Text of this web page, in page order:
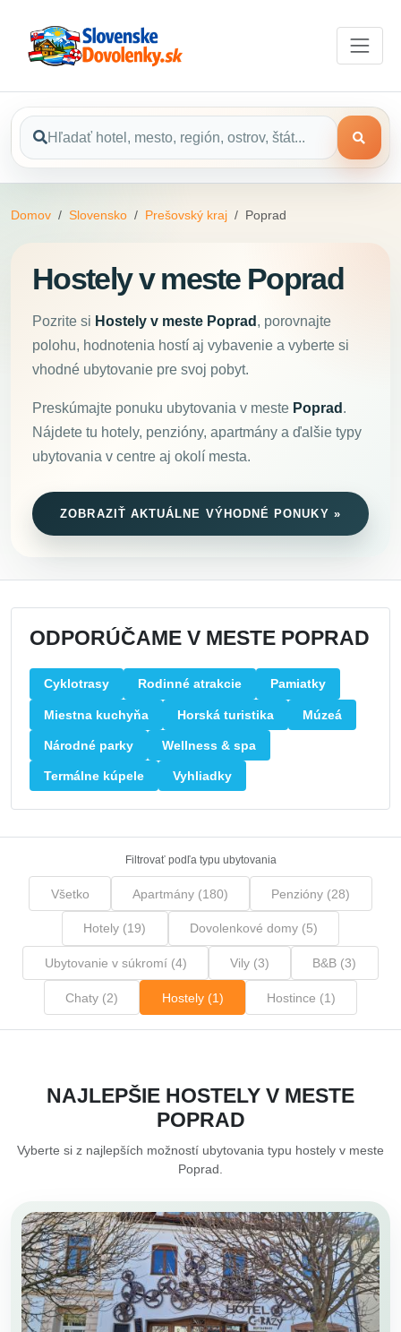
Domov Slovensko Prešovský kraj Poprad
Hostely v meste Poprad
Pozrite si Hostely v meste Poprad , porovnajte
polohu, hodnotenia hostí aj vybavenie a vyberte si
vhodné ubytovanie pre svoj pobyt.
Preskúmajte ponuku ubytovania v meste Poprad .
Nájdete tu hotely, penzióny, apartmány a ďalšie typy
ubytovania v centre aj okolí mesta.
ZOBRAZIŤ AKTUÁLNE VÝHODNÉ PONUKY »
ODPORÚČAME V MESTE POPRAD
Cyklotrasy Rodinné atrakcie Pamiatky
Miestna kuchyňa Horská turistika Múzeá
Národné parky Wellness & spa
Termálne kúpele Vyhliadky
Filtrovať podľa typu ubytovania
Všetko Apartmány (180) Penzióny (28)
Hotely (19) Dovolenkové domy (5)
Ubytovanie v súkromí (4) Vily (3) B&B (3)
Chaty (2) Hostely (1) Hostince (1)
NAJLEPŠIE HOSTELY V MESTE
POPRAD
Vyberte si z najlepších možností ubytovania typu hostely v meste
Poprad.